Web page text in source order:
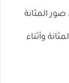
المثانة
وأثناء